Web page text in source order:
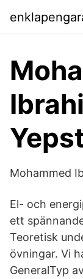
Mohammed
El- och
ett
Teoretisk
övningar. Vi
GeneralTyp